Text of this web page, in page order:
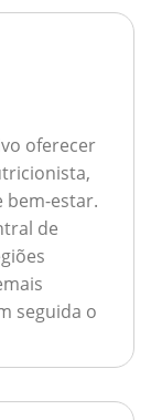
oferecer
bem-estar.
de
seguida o